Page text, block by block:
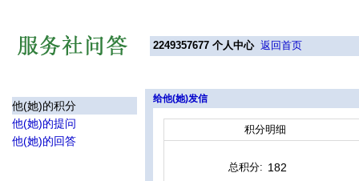
2249357677 个人中心 返回首页
他(她)的积分
他(她)的提问
他(她)的回答
给他(她)发信
积分明细
总积分: 182